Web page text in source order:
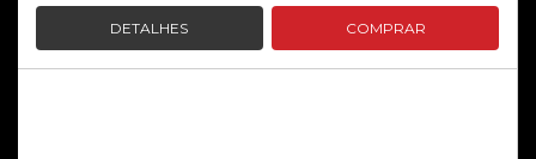
DETALHES COMPRAR